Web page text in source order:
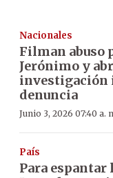
Nacionales
Filman abuso
Jerónimo y
investigación
denuncia
Junio 3, 2026 07:40 a.
País
Para espantar